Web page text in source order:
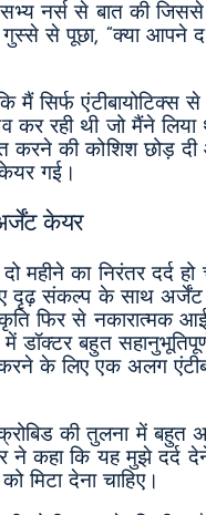
नर्स से बात की
से पूछा, “क्या आपने
मैं सिर्फ एंटीबायोटिक्स
कर रही थी जो मैंने लिया
करने की कोशिश छोड़ दी
गई।
केयर
महीने का निरंतर दर्द हो
दृढ़ संकल्प के साथ
फिर से नकारात्मक
डॉक्टर बहुत
के लिए एक अलग
की तुलना में बहुत
ने कहा कि यह मुझे दर्द
मिटा देना चाहिए।